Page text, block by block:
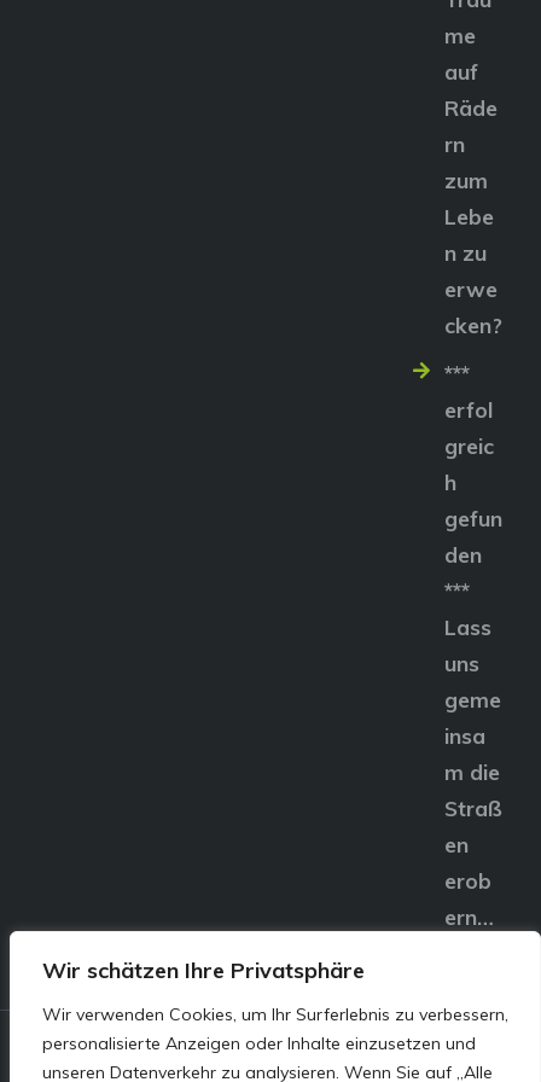
Wir schätzen Ihre Privatsphäre
Wir verwenden Cookies, um Ihr Surferlebnis zu verbessern,
personalisierte Anzeigen oder Inhalte einzusetzen und
unseren Datenverkehr zu analysieren. Wenn Sie auf „Alle
me
auf
Räde
rn
zum
Lebe
n zu
erwe
cken?
***
erfol
greic
h
gefun
den
***
Lass
uns
geme
insa
m die
Straß
en
erob
ern…
© E&S Motors GmbH,